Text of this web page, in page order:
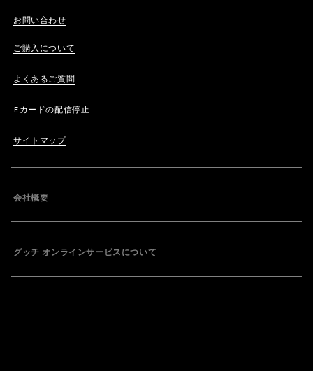
お問い合わせ
ご購入について
よくあるご質問
Eカードの配信停止
サイトマップ
会社概要
グッチ オンラインサービスについて